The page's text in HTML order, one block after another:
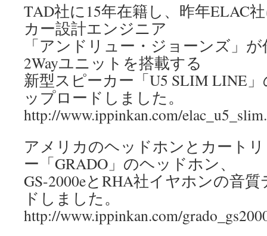
TAD社に15年在籍し、昨年ELAC
カー設計エンジニア
「アンドリュー・ジョーンズ」
2Wayユニットを搭載する
新型スピーカー「U5 SLIM LINE
ップロードしました。
http://www.ippinkan.com/
アメリカのヘッドホンとカート
ー「GRADO」のヘッドホン、
GS-2000eとRHA社イヤホンの音
ドしました。
http://www.ippinkan.com/